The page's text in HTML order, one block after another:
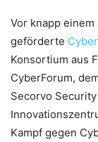
Vor knapp
geförderte
Konsortium aus
CyberForum,
Secorvo
Kampf gegen